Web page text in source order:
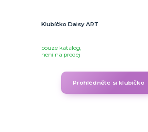
Klubíčko Daisy ART
pouze katalog,
není na prodej
Prohlédněte si klubíčko